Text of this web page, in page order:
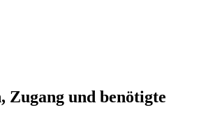
Zugang und benötigte